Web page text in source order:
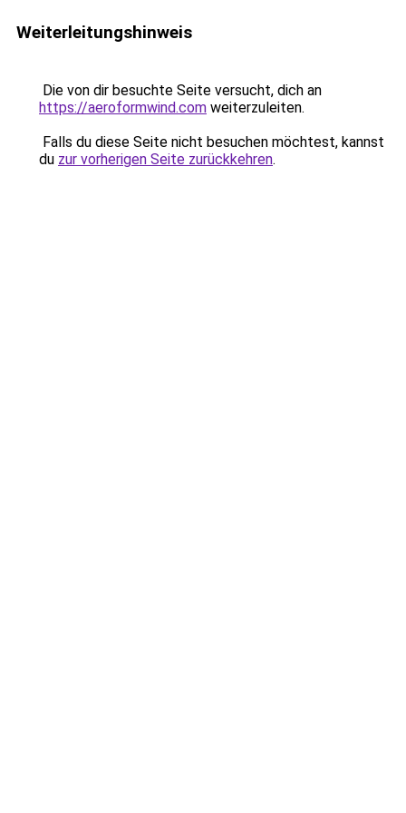
Weiterleitungshinweis
Die von dir besuchte Seite versucht, dich an
https://aeroformwind.com weiterzuleiten.
Falls du diese Seite nicht besuchen möchtest, kannst
du zur vorherigen Seite zurückkehren.